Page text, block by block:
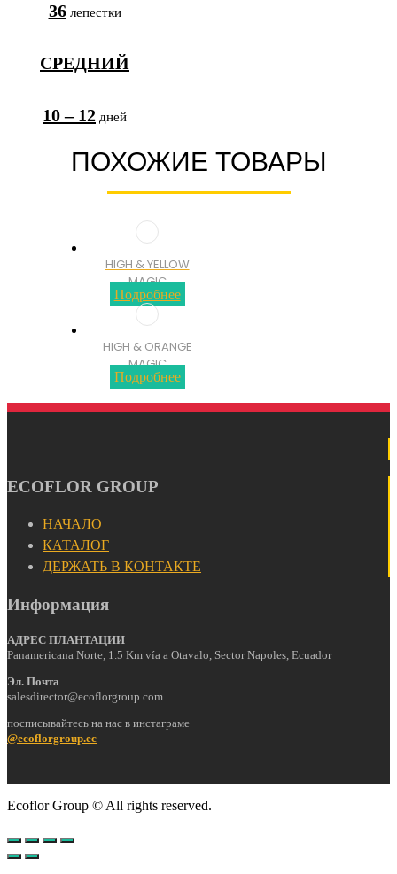
36
СРЕДНИЙ
10 – 12
ПОХОЖИЕ ТОВАРЫ
HIGH & YELLOW
MAGIC
Подробнее
HIGH & ORANGE
MAGIC
Подробнее
ECOFLOR GROUP
НАЧАЛО
КАТАЛОГ
ДЕРЖАТЬ В КОНТАКТЕ
Информация
АДРЕС ПЛАНТАЦИИ
Panamericana Norte, 1.5 Km vía a Otavalo, Sector Napoles, Ecuador
Эл. Почта
salesdirector@ecoflorgroup.com
посписывайтесь на нас в инстаграме
@ecoflorgroup.ec
Ecoflor Group © All rights reserved.